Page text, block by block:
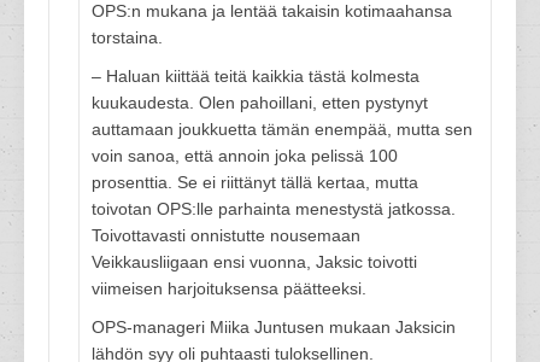
OPS:n mukana ja lentää takaisin kotimaahansa
torstaina.
– Haluan kiittää teitä kaikkia tästä kolmesta
kuukaudesta. Olen pahoillani, etten pystynyt
auttamaan joukkuetta tämän enempää, mutta sen
voin sanoa, että annoin joka pelissä 100
prosenttia. Se ei riittänyt tällä kertaa, mutta
toivotan OPS:lle parhainta menestystä jatkossa.
Toivottavasti onnistutte nousemaan
Veikkausliigaan ensi vuonna, Jaksic toivotti
viimeisen harjoituksensa päätteeksi.
OPS-manageri Miika Juntusen mukaan Jaksicin
lähdön syy oli puhtaasti tuloksellinen.